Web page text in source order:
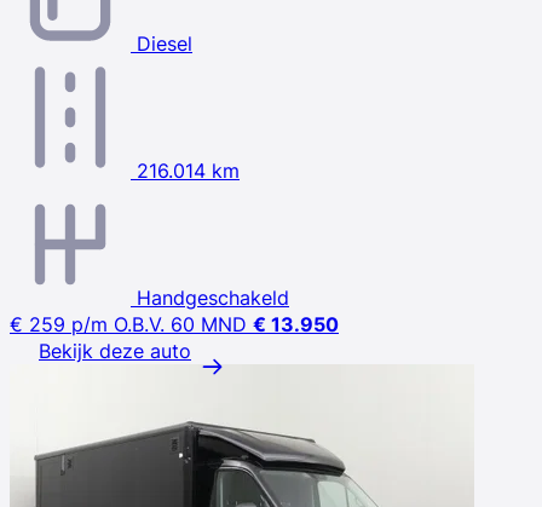
Diesel
216.014 km
Handgeschakeld
€ 259 p/m O.B.V. 60 MND € 13.950
Bekijk deze auto